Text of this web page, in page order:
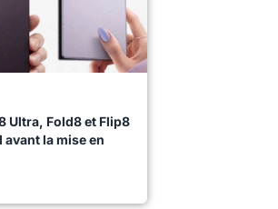
Ultra, Fold8 et Flip8
la mise en